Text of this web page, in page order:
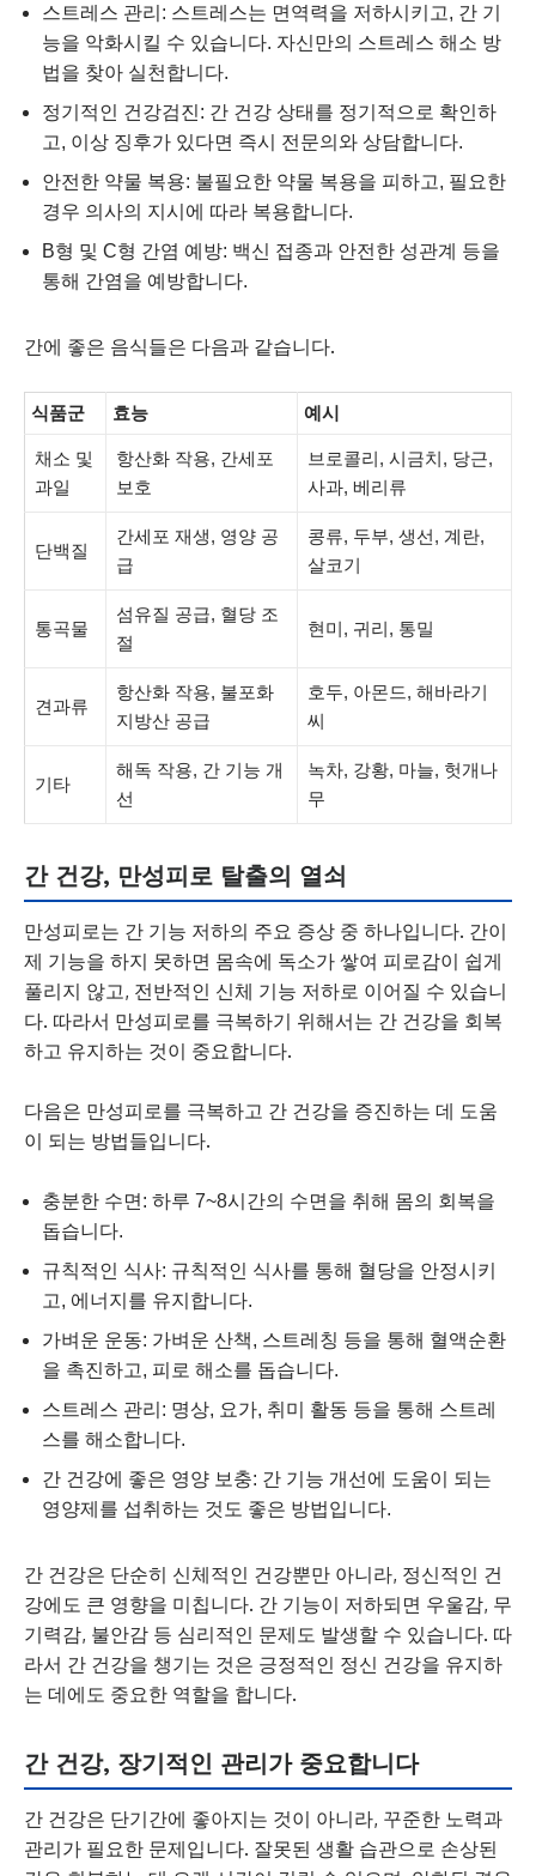
스트레스 관리: 스트레스는 면역력을 저하시키고, 간 기
능을 악화시킬 수 있습니다. 자신만의 스트레스 해소 방
법을 찾아 실천합니다.
정기적인 건강검진: 간 건강 상태를 정기적으로 확인하
고, 이상 징후가 있다면 즉시 전문의와 상담합니다.
안전한 약물 복용: 불필요한 약물 복용을 피하고, 필요한
경우 의사의 지시에 따라 복용합니다.
B형 및 C형 간염 예방: 백신 접종과 안전한 성관계 등을
통해 간염을 예방합니다.
간에 좋은 음식들은 다음과 같습니다.
식품군 효능 예시
채소 및
과일
항산화 작용, 간세포
보호
브로콜리, 시금치, 당근,
사과, 베리류
단백질
간세포 재생, 영양 공
급
콩류, 두부, 생선, 계란,
살코기
통곡물
섬유질 공급, 혈당 조
절
현미, 귀리, 통밀
견과류
항산화 작용, 불포화
지방산 공급
호두, 아몬드, 해바라기
씨
기타
해독 작용, 간 기능 개
선
녹차, 강황, 마늘, 헛개나
무
간 건강, 만성피로 탈출의 열쇠
만성피로는 간 기능 저하의 주요 증상 중 하나입니다. 간이
제 기능을 하지 못하면 몸속에 독소가 쌓여 피로감이 쉽게
풀리지 않고, 전반적인 신체 기능 저하로 이어질 수 있습니
다. 따라서 만성피로를 극복하기 위해서는 간 건강을 회복
하고 유지하는 것이 중요합니다.
다음은 만성피로를 극복하고 간 건강을 증진하는 데 도움
이 되는 방법들입니다.
충분한 수면: 하루 7~8시간의 수면을 취해 몸의 회복을
돕습니다.
규칙적인 식사: 규칙적인 식사를 통해 혈당을 안정시키
고, 에너지를 유지합니다.
가벼운 운동: 가벼운 산책, 스트레칭 등을 통해 혈액순환
을 촉진하고, 피로 해소를 돕습니다.
스트레스 관리: 명상, 요가, 취미 활동 등을 통해 스트레
스를 해소합니다.
간 건강에 좋은 영양 보충: 간 기능 개선에 도움이 되는
영양제를 섭취하는 것도 좋은 방법입니다.
간 건강은 단순히 신체적인 건강뿐만 아니라, 정신적인 건
강에도 큰 영향을 미칩니다. 간 기능이 저하되면 우울감, 무
기력감, 불안감 등 심리적인 문제도 발생할 수 있습니다. 따
라서 간 건강을 챙기는 것은 긍정적인 정신 건강을 유지하
는 데에도 중요한 역할을 합니다.
간 건강, 장기적인 관리가 중요합니다
간 건강은 단기간에 좋아지는 것이 아니라, 꾸준한 노력과
관리가 필요한 문제입니다. 잘못된 생활 습관으로 손상된